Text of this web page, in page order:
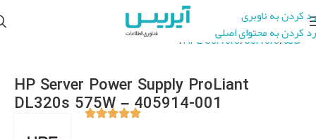
رد کردن به ناوبری
رد کردن به محتوای اصلی
خانه Servers
HPE Servers
HPE Server Accessories
HP Server Power Supply ProLiant
DL320s 575W – 405914-001